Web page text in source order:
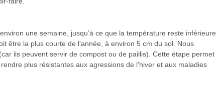
une semaine, jusqu’à ce que la température reste inférieure
être la plus courte de l’année, à environ 5 cm du sol. Nous
ils peuvent servir de compost ou de paillis). Cette étape permet
plus résistantes aux agressions de l’hiver et aux maladies